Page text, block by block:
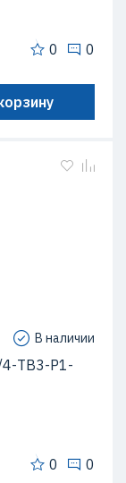
0 0
В наличии
ТВ3-Р1-
0 0